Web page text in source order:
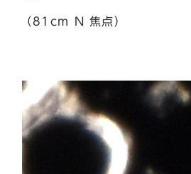
（81cm N 焦点）